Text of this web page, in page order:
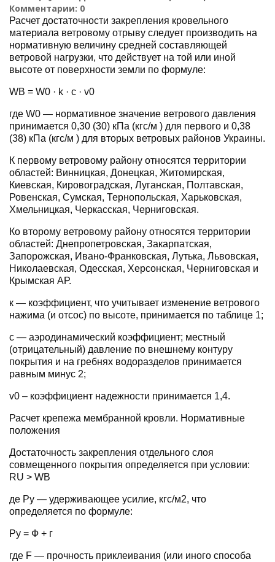
Комментарии: 0
Расчет достаточности закрепления кровельного
материала ветровому отрыву следует производить на
нормативную величину средней составляющей
ветровой нагрузки, что действует на той или иной
высоте от поверхности земли по формуле:
WB = W0 · k · c · v0
где W0 — нормативное значение ветрового давления
принимается 0,30 (30) кПа (кгс/м ) для первого и 0,38
(38) кПа (кгс/м ) для вторых ветровых районов Украины.
К первому ветровому району относятся территории
областей: Винницкая, Донецкая, Житомирская,
Киевская, Кировоградская, Луганская, Полтавская,
Ровенская, Сумская, Тернопольская, Харьковская,
Хмельницкая, Черкасская, Черниговская.
Ко второму ветровому району относятся территории
областей: Днепропетровская, Закарпатская,
Запорожская, Ивано-Франковская, Лутька, Львовская,
Николаевская, Одесская, Херсонская, Черниговская и
Крымская АР.
к — коэффициент, что учитывает изменение ветрового
нажима (и отсос) по высоте, принимается по таблице 1;
с — аэродинамический коэффициент; местный
(отрицательный) давление по внешнему контуру
покрытия и на гребнях водоразделов принимается
равным минус 2;
v0 – коэффициент надежности принимается 1,4.
Расчет крепежа мембранной кровли. Нормативные
положения
Достаточность закрепления отдельного слоя
совмещенного покрытия определяется при условии:
RU > WB
де Ру — удерживающее усилие, кгс/м2, что
определяется по формуле:
Ру = Ф + г
где F — прочность приклеивания (или иного способа